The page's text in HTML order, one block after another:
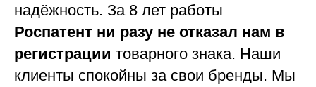
надёжность. За 8 лет работы
Роспатент ни разу не отказал нам в
регистрации товарного знака. Наши
клиенты спокойны за свои бренды. Мы